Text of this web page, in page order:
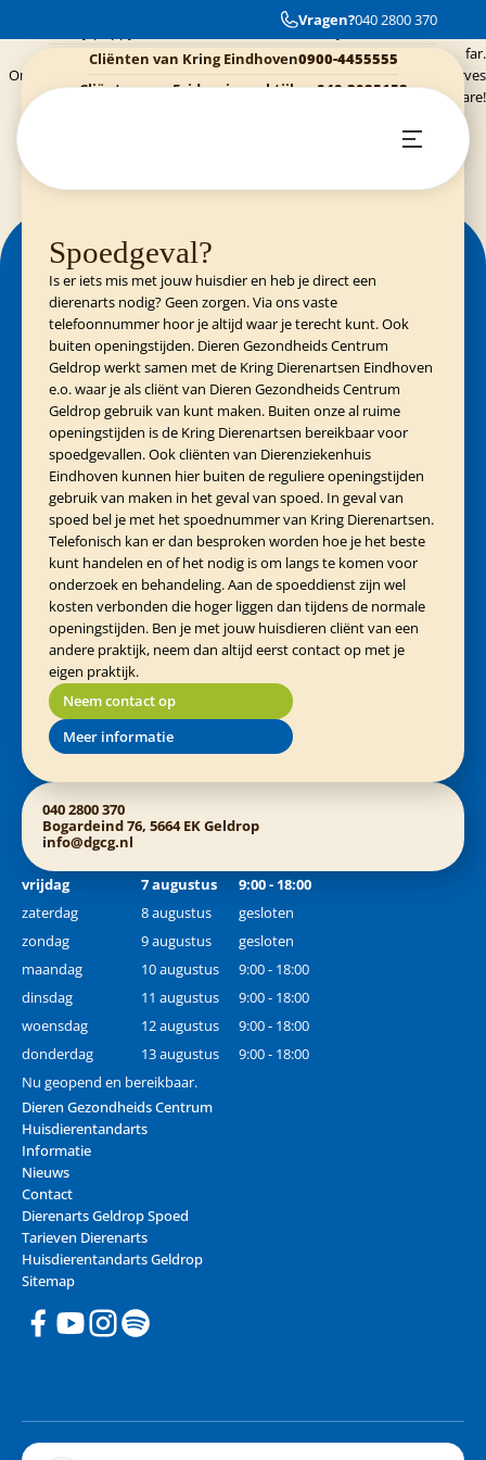
Vragen?040 2800 370
So far so good! Vet assistants and receptionists are always very friendly and
nice to my puppy. We’ve also been treated well by the vets we’ve met so
far.
Only “negative” point is that it’s very expensive. But our little one deserves
good care!
Cliënten van Dierenziekenhuis Eindhoven
040-3040054
Cliënten van Kring Eindhoven0900-4455555
Cliënten van Evidensia praktijken040-3035153
Spoedgeval?
Is er iets mis met jouw huisdier en heb je direct een
dierenarts nodig? Geen zorgen. Via ons vaste
telefoonnummer hoor je altijd waar je terecht kunt. Ook
buiten openingstijden. Dieren Gezondheids Centrum
Geldrop werkt samen met de Kring Dierenartsen Eindhoven
e.o. waar je als cliënt van Dieren Gezondheids Centrum
Geldrop gebruik van kunt maken. Buiten onze al ruime
openingstijden is de Kring Dierenartsen bereikbaar voor
spoedgevallen. Ook cliënten van Dierenziekenhuis
Eindhoven kunnen hier buiten de reguliere openingstijden
gebruik van maken in het geval van spoed. In geval van
spoed bel je met het spoednummer van Kring Dierenartsen.
Telefonisch kan er dan besproken worden hoe je het beste
kunt handelen en of het nodig is om langs te komen voor
onderzoek en behandeling. Aan de spoeddienst zijn wel
kosten verbonden die hoger liggen dan tijdens de normale
openingstijden. Ben je met jouw huisdieren cliënt van een
andere praktijk, neem dan altijd eerst contact op met je
eigen praktijk.
Neem contact op
Meer informatie
040 2800 370
Bogardeind 76, 5664 EK Geldrop
info@dgcg.nl
vrijdag 7 augustus
9:00 - 18:00
zaterdag
8 augustus
gesloten
zondag
9 augustus
gesloten
maandag
10 augustus
9:00 - 18:00
dinsdag
11 augustus
9:00 - 18:00
woensdag
12 augustus
9:00 - 18:00
donderdag
13 augustus
9:00 - 18:00
Nu geopend en bereikbaar.
Dieren Gezondheids Centrum
Huisdierentandarts
Informatie
Nieuws
Contact
Dierenarts Geldrop Spoed
Tarieven Dierenarts
Huisdierentandarts Geldrop
Sitemap
© 2026 Dieren Gezondheids Centrum - Dierenarts Geldrop